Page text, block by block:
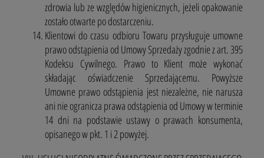
zdrowia lub ze względów higienicznych, jeżeli opakowanie
zostało otwarte po dostarczeniu.
Klientowi do czasu odbioru Towaru przysługuje umowne
prawo odstąpienia od Umowy Sprzedaży zgodnie z art. 395
Kodeksu Cywilnego. Prawo to Klient może wykonać
składając oświadczenie Sprzedającemu. Powyższe
Umowne prawo odstąpienia jest niezależne, nie narusza
ani nie ogranicza prawa odstąpienia od Umowy w terminie
14 dni na podstawie ustawy o prawach konsumenta,
opisanego w pkt. 1 i 2 powyżej.